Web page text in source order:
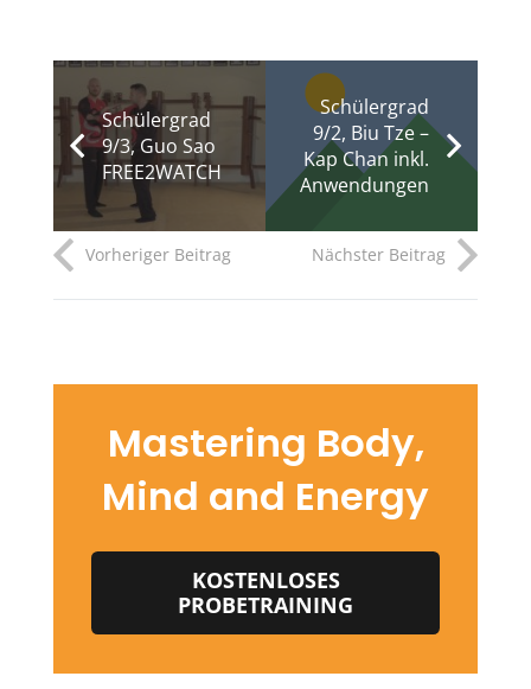
Schülergrad
9/3, Guo Sao
FREE2WATCH
Schülergrad
9/2, Biu Tze –
Kap Chan inkl.
Anwendungen
Vorheriger Beitrag Nächster Beitrag
Mastering Body,
Mind and Energy
KOSTENLOSES
PROBETRAINING